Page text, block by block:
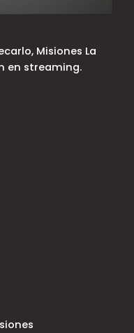
Misiones La
en streaming.